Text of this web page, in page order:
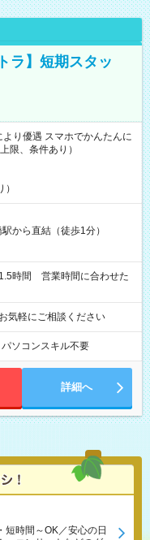
ラ】短期スタッ
り優遇 スマホでかんたんに
限、条件あり）
から直結（徒歩1分）
気軽にご相談ください
パソコンスキル不要
詳細へ
短時間～OK／安心の日